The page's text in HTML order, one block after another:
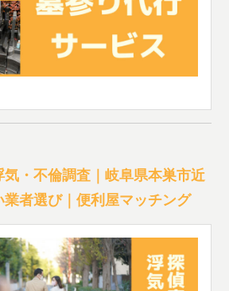
・不倫調査｜岐阜県本巣市近
業者選び｜便利屋マッチング